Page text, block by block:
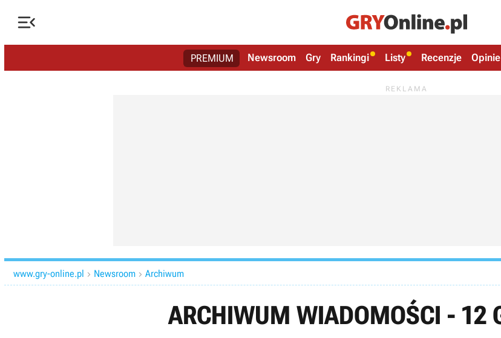

PREMIUM Newsroom Gry Rankingi Listy Recenzje Opinie
www.gry-online.pl  Newsroom  Archiwum
ARCHIWUM WIADOMOŚCI - 12